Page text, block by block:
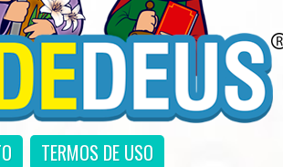
TERMOS DE USO